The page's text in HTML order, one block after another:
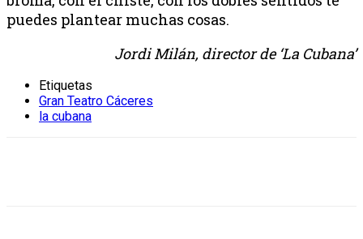
puedes plantear muchas cosas.
Jordi Milán, director de ‘La Cubana’
Etiquetas
Gran Teatro Cáceres
la cubana